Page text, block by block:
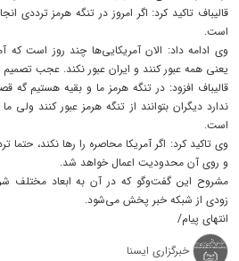
قالیباف تاکید کرد: اگر امروز در تنگه هرمز ترددی
است.
وی ادامه داد: الان آمریکایی‌ها چند روز است که
یعنی همه عبور کنند و ایران عبور نکند. عجب
قالیباف افزود: در تنگه هرمز ما و بقیه هستیم گه
ندارد دیگران بتوانند از تنگه هرمز عبور کنند ولی
است.
وی تاکید کرد: اگر آمریکا محاصره را رها نکند،
و روی آن محدودیت اعمال خواهد شد.
مشروح این گفت‌وگو که در آن به ابعاد مختلف
زودی از شبکه خبر پخش می‌شود.
انتهای پیام/
خبرگزاری ایسنا